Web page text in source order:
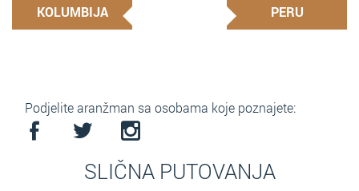
KOLUMBIJA PERU
Podjelite aranžman sa osobama koje poznajete:
SLIČNA PUTOVANJA